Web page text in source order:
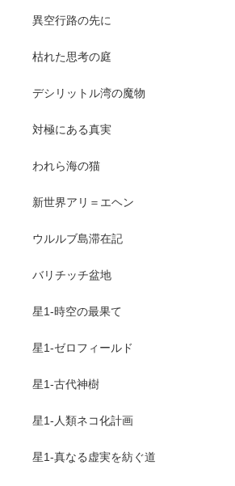
異空行路の先に
枯れた思考の庭
デシリットル湾の魔物
対極にある真実
われら海の猫
新世界アリ＝エヘン
ウルルブ島滞在記
バリチッチ盆地
星1-時空の最果て
星1-ゼロフィールド
星1-古代神樹
星1-人類ネコ化計画
星1-真なる虚実を紡ぐ道